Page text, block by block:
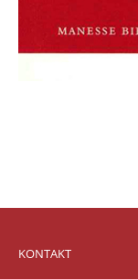
KONTAKT